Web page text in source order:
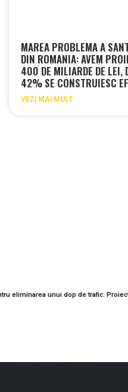
MAREA PROBLEMA A
DIN ROMANIA: AVEM
400 DE MILIARDE DE LEI,
42% SE CONSTRUIESC
VEZI MAI MULT
eliminarea unui dop de trafic: